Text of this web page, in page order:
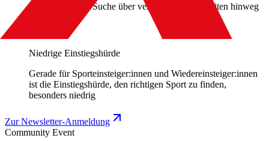
Keine mühsame Suche über verschiedene Webseiten hinweg
Niedrige Einstiegshürde
Gerade für Sporteinsteiger:innen und Wiedereinsteiger:innen
ist die Einstiegshürde, den richtigen Sport zu finden,
besonders niedrig
Zur Newsletter-Anmeldung
Community Event